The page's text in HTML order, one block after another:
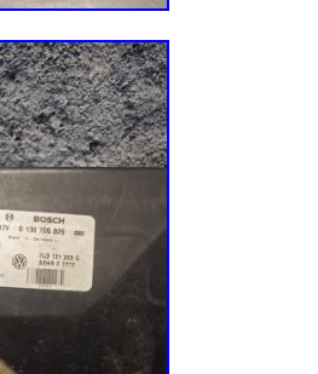
products have overseas
receives the
includes the house
address. 60 Days
60 days after you’ve
problems that occur
It does not
installation; by accidents or
or by negligence in
will try our best to reply
might be some delay
leave us all positive
we will do the same to